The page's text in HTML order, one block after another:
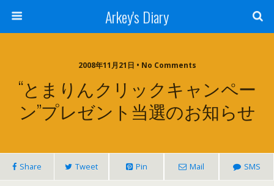
Arkey's Diary
2008年11月21日 • No Comments
“とまりんクリックキャンペー
ン”プレゼント当選のお知らせ
Share Tweet Pin Mail SMS